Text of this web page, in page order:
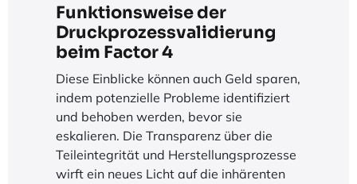
Funktionsweise der
Druckprozessvalidierung
beim Factor 4
Diese Einblicke können auch Geld sparen,
indem potenzielle Probleme identifiziert
und behoben werden, bevor sie
eskalieren. Die Transparenz über die
Teileintegrität und Herstellungsprozesse
wirft ein neues Licht auf die inhärenten